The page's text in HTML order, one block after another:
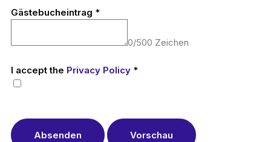
Gästebucheintrag *
0/500 Zeichen
I accept the Privacy Policy *